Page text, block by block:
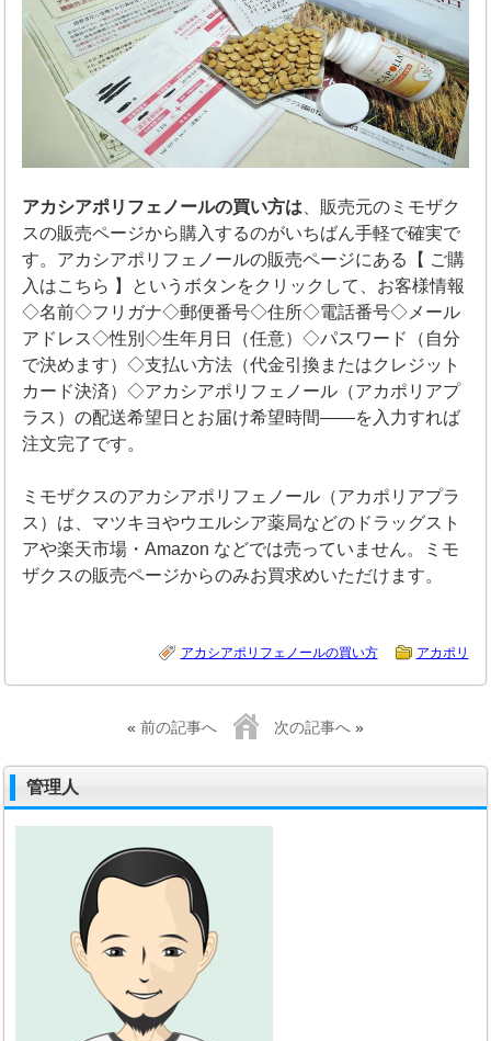
アカシアポリフェノールの買い方は 、販売元のミモザク
スの販売ページから購入するのがいちばん手軽で確実で
す。アカシアポリフェノールの販売ページにある【 ご購
入はこちら 】というボタンをクリックして、お客様情報
◇名前◇フリガナ◇郵便番号◇住所◇電話番号◇メール
アドレス◇性別◇生年月日（任意）◇パスワード（自分
で決めます）◇支払い方法（代金引換またはクレジット
カード決済）◇アカシアポリフェノール（アカポリアプ
ラス）の配送希望日とお届け希望時間――を入力すれば
注文完了です。
ミモザクスのアカシアポリフェノール（アカポリアプラ
ス）は、マツキヨやウエルシア薬局などのドラッグスト
アや楽天市場・Amazon などでは売っていません。ミモ
ザクスの販売ページからのみお買求めいただけます。
アカシアポリフェノールの買い方 アカポリ
« 前の記事へ 次の記事へ »
管理人